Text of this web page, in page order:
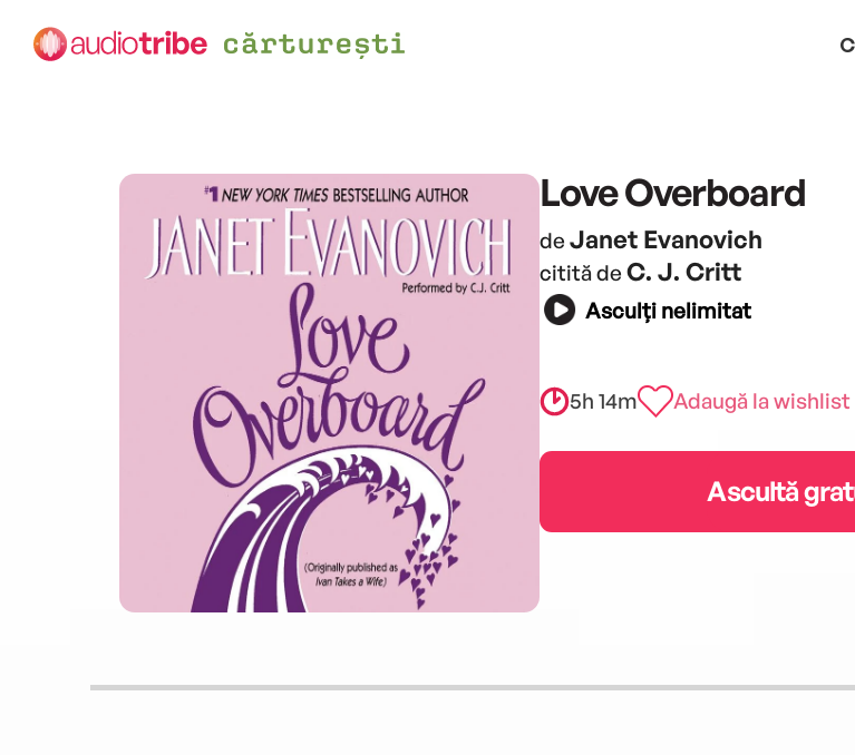
Love Overboard
de Janet Evanovich
citită de C. J. Critt
Asculți nelimitat
5h 14m Adaugă la wishlist
Ascultă